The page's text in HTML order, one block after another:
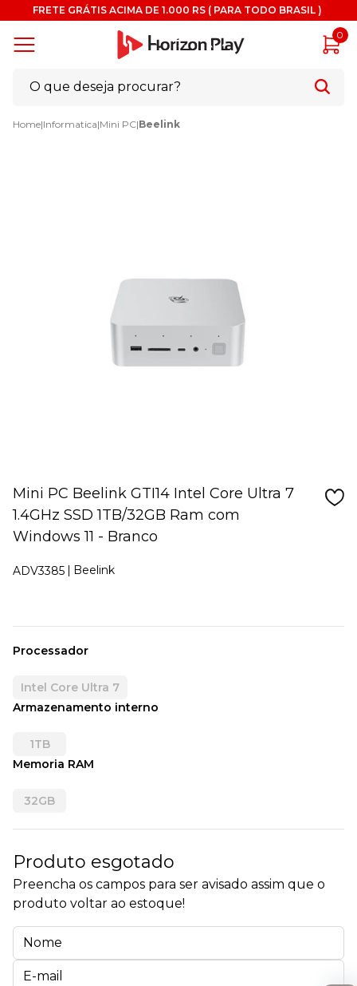
FRETE GRÁTIS ACIMA DE 1.000 RS ( PARA TODO BRASIL )
0
Home|Informatica|Mini PC|Beelink
Mini PC Beelink GTI14 Intel Core Ultra 7
1.4GHz SSD 1TB/32GB Ram com
Windows 11 - Branco
ADV3385 Beelink
Processador
Intel Core Ultra 7
Armazenamento interno
1TB
Memoria RAM
32GB
Produto esgotado
Preencha os campos para ser avisado assim que o
produto voltar ao estoque!